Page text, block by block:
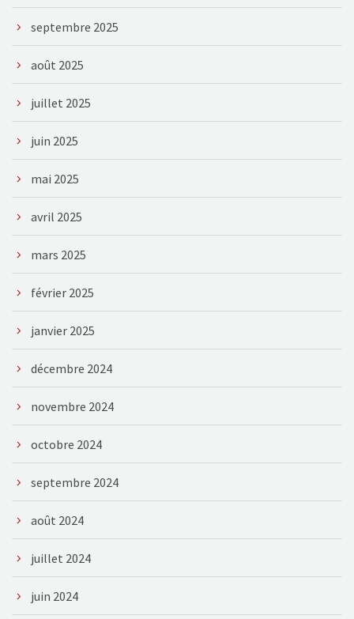
septembre 2025
août 2025
juillet 2025
juin 2025
mai 2025
avril 2025
mars 2025
février 2025
janvier 2025
décembre 2024
novembre 2024
octobre 2024
septembre 2024
août 2024
juillet 2024
juin 2024